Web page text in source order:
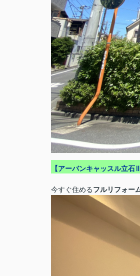
【アーバンキャッスル立石
今すぐ住めるフルリフォー